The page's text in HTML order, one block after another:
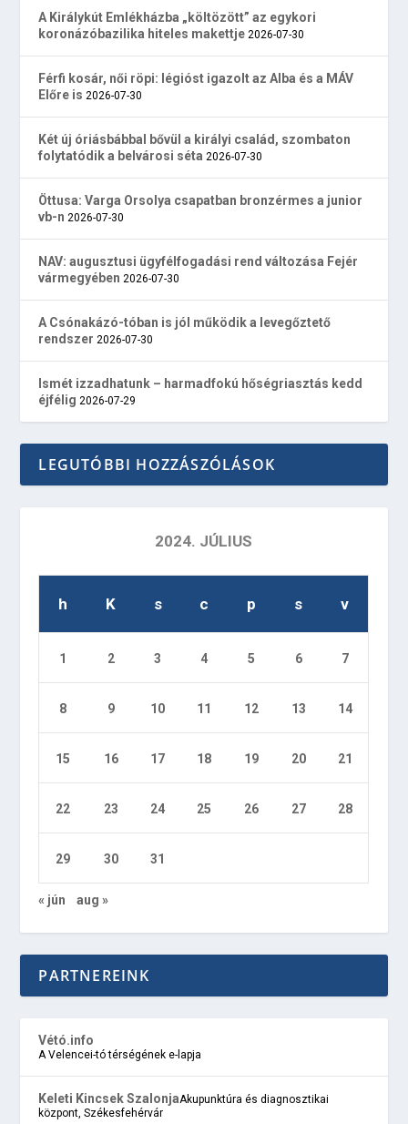
A Királykút Emlékházba „költözött” az egykori
koronázóbazilika hiteles makettje 2026-07-30
Férfi kosár, női röpi: légióst igazolt az Alba és a MÁV
Előre is 2026-07-30
Két új óriásbábbal bővül a királyi család, szombaton
folytatódik a belvárosi séta 2026-07-30
Öttusa: Varga Orsolya csapatban bronzérmes a junior
vb-n 2026-07-30
NAV: augusztusi ügyfélfogadási rend változása Fejér
vármegyében 2026-07-30
A Csónakázó-tóban is jól működik a levegőztető
rendszer 2026-07-30
Ismét izzadhatunk – harmadfokú hőségriasztás kedd
éjfélig 2026-07-29
LEGUTÓBBI HOZZÁSZÓLÁSOK
2024. JÚLIUS
h K s c p s v
1 2 3 4 5 6 7
8 9 10 11 12 13 14
15 16 17 18 19 20 21
22 23 24 25 26 27 28
29 30 31
« jún aug »
PARTNEREINK
Vétó.info
A Velencei-tó térségének e-lapja
Keleti Kincsek SzalonjaAkupunktúra és diagnosztikai
központ, Székesfehérvár